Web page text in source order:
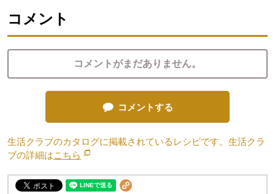
コメント
コメントがまだありません。
コメントする
生活クラブのカタログに掲載されているレシピです。生活クラ
ブの詳細はこちら 別のウィンドウで開きます。